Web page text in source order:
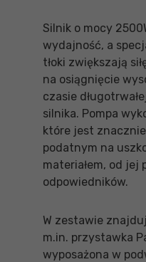
Silnik o mocy
wydajność, a
tłoki zwiększają
na osiągnięcie
czasie
silnika. Pompa
które jest
podatnym na
materiałem, od jej
odpowiedników.
W zestawie
m.in. przystawka
wyposażona w